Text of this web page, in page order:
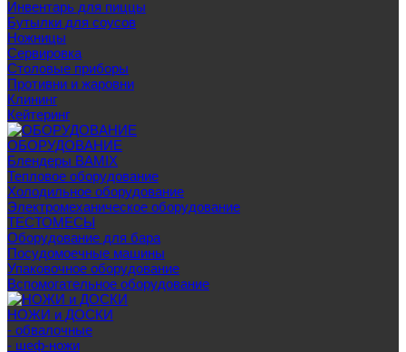
Инвентарь для пиццы
Бутылки для соусов
Ножницы
Сервировка
Столовые приборы
Противни и жаровни
Клининг
Кейтеринг
ОБОРУДОВАНИЕ
Блендеры BAMIX
Тепловое оборудование
Холодильное оборудование
Электромеханическое оборудование
ТЕСТОМЕСЫ
Оборудование для бара
Посудомоечные машины
Упаковочное оборудование
Вспомогательное оборудование
НОЖИ и ДОСКИ
- обвалочные
- шеф-ножи